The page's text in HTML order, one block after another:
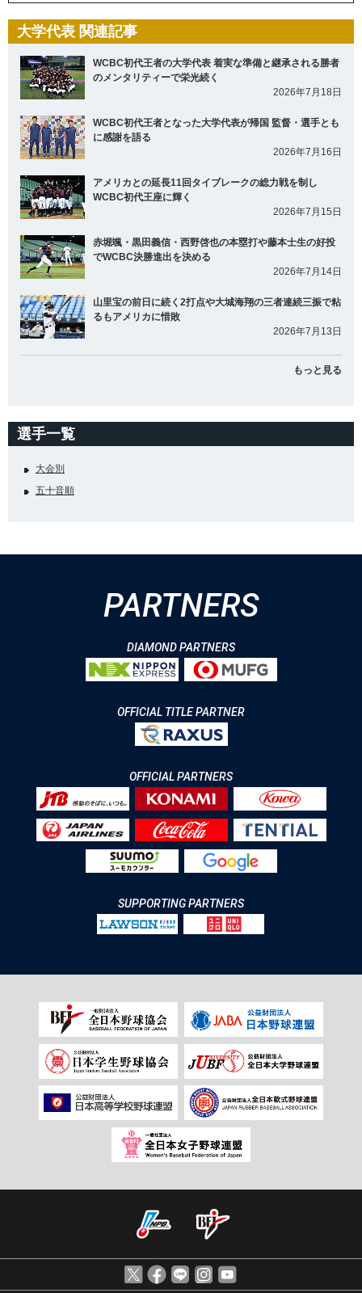
大学代表 関連記事
WCBC初代王者の大学代表 着実な準備と継承される勝者
のメンタリティーで栄光続く
2026年7月18日
WCBC初代王者となった大学代表が帰国 監督・選手とも
に感謝を語る
2026年7月16日
アメリカとの延長11回タイブレークの総力戦を制し
WCBC初代王座に輝く
2026年7月15日
赤堀颯・黒田義信・西野啓也の本塁打や藤本士生の好投
でWCBC決勝進出を決める
2026年7月14日
山里宝の前日に続く2打点や大城海翔の三者連続三振で粘
るもアメリカに惜敗
2026年7月13日
もっと見る
選手一覧
大会別
五十音順
PARTNERS
DIAMOND PARTNERS
OFFICIAL TITLE PARTNER
OFFICIAL PARTNERS
SUPPORTING PARTNERS